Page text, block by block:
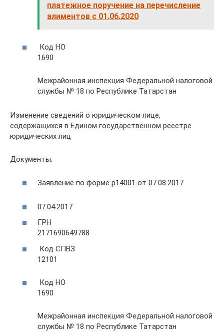
платежное поручение на перечисление
алиментов с 01.06.2020
Код НО
1690
Межрайонная инспекция Федеральной налоговой
службы № 18 по Республике Татарстан
Изменение сведений о юридическом лице,
содержащихся в Едином государственном реестре
юридических лиц
Документы:
Заявление по форме р14001 от 07.08.2017
07.04.2017
ГРН
2171690649788
Код СПВЗ
12101
Код НО
1690
Межрайонная инспекция Федеральной налоговой
службы № 18 по Республике Татарстан